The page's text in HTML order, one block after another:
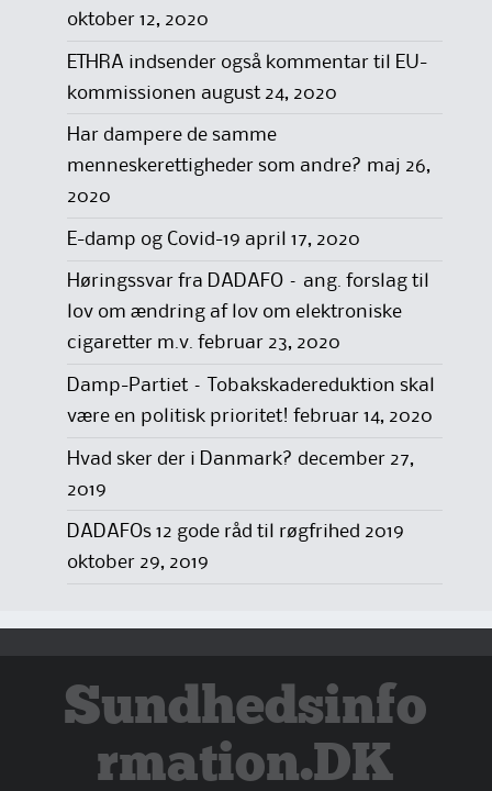
oktober 12, 2020
ETHRA indsender også kommentar til EU-
kommissionen august 24, 2020
Har dampere de samme
menneskerettigheder som andre? maj 26,
2020
E-damp og Covid-19 april 17, 2020
Høringssvar fra DADAFO – ang. forslag til
lov om ændring af lov om elektroniske
cigaretter m.v. februar 23, 2020
Damp-Partiet – Tobakskadereduktion skal
være en politisk prioritet! februar 14, 2020
Hvad sker der i Danmark? december 27,
2019
DADAFOs 12 gode råd til røgfrihed 2019
oktober 29, 2019
Sundhedsinfo
rmation.DK